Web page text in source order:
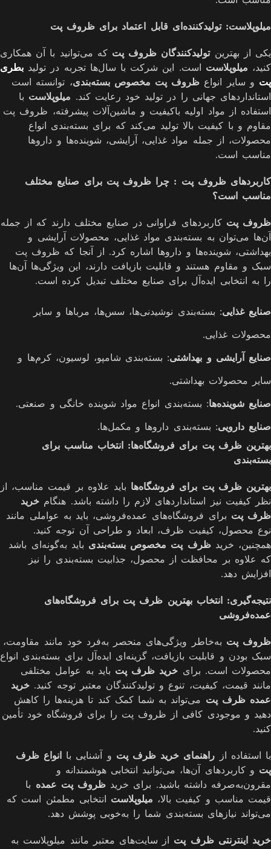
میلوپلاست:تولیدکننده‌ای قابل اعتماد برای ظروف پت
یکی از بهترینتولیدکنندگان ظروف پت که می‌توانید با آن همکاری
کنید، میلوپلاست است. این شرکت با سال‌ها تجربه در تولیدبطری
پت و سایر انواع ظروف پت مخصوص بسته‌بندی، توانسته است
استانداردهای جهانی را در تولید خود رعایت کند. میلوپلاست با
استفاده از مواد اولیه باکیفیت و ماشین‌آلات پیشرفته، ظروف پت
مقاوم و با کیفیت بالا تولید می‌کند که برای بسته‌بندی انواع
محصولات، از جمله مواد غذایی، آرایشی، شوینده‌ها و داروها
مناسب است.
کاربردهای ظروف پت : چرا ظروف پت برای صنایع مختلف
مناسب است؟
ظروف پت کاربردهای فراوانی در صنایع مختلف دارند که از جمله
آن‌ها می‌توان به بسته‌بندی مواد غذایی، محصولات آرایشی و
بهداشتی، شوینده‌ها و داروها اشاره کرد. از آنجا که ظروف پت
سبک و مقاوم هستند و قابلیت بازیافت دارند، این ویژگی‌ها آن‌ها
را به انتخابی ایده‌آل برای صنایع مختلف تبدیل کرده است.
صنایع غذایی: بسته‌بندی نوشیدنی‌ها، سس‌ها، مرباها و سایر
محصولات غذایی.
صنایع آرایشی و بهداشتی: بسته‌بندی شامپو، لوسیون، کرم‌ها و
سایر محصولات بهداشتی.
صنایع شوینده‌ها: بسته‌بندی انواع مواد شوینده خانگی و صنعتی.
صنایع دارویی: بسته‌بندی داروها و مکمل‌ها.
بهترین ظرف پت برای فروشگاه‌ها: انتخاب مناسب برای
بسته‌بندی
بهترین ظرف پت برای فروشگاه‌ها باید علاوه بر قیمت مناسب، از
نظر کیفیت نیز استانداردهای لازم را داشته باشد. هنگام خرید
ظرف پت برای فروشگاه‌های عمده‌فروشی، باید به عواملی مانند
نوع محصول، کیفیت ظرف، ابعاد و طراحی آن توجه کنید.
همچنین، خریدظرف پت مخصوص بسته‌بندی باید به‌گونه‌ای باشد
که علاوه بر محافظت از محصول، جذابیت بسته‌بندی را نیز
افزایش دهد.
نتیجه‌گیری: انتخاب بهترین ظرف پت برای فروشگاه‌های
عمده‌فروشی
ظروف پت به‌خاطر ویژگی‌های منحصر به‌فرد خود مانند مقاومت،
سبک بودن و قابلیت بازیافت، گزینه‌ای ایده‌آل برای بسته‌بندی انواع
محصولات است. برای خرید ظرف پت باید به عوامل مختلفی
مانند قیمت، کیفیت، تنوع و تولیدکنندگان معتبر توجه کنید. خرید
عمده ظرف پت می‌تواند به شما کمک کند تا هزینه‌ها را کاهش
دهید و موجودی کافی از ظروف پت را برای فروشگاه خود تأمین
کنید.
با استفاده از راهنمای خرید ظرف پت و آشنایی با
انواع ظرف
پت و کاربردهای آن‌ها، می‌توانید انتخابی هوشمندانه و
مقرون‌به‌صرفه داشته باشید. برای خرید ظروف پت عمده با
قیمت مناسب و کیفیت بالا، میلوپلاست انتخابی مطمئن است که
می‌تواند نیازهای بسته‌بندی شما را به‌خوبی پوشش دهد.
خرید اینترنتی ظرف پت از سایت‌های معتبر مانند میلوپلاست به